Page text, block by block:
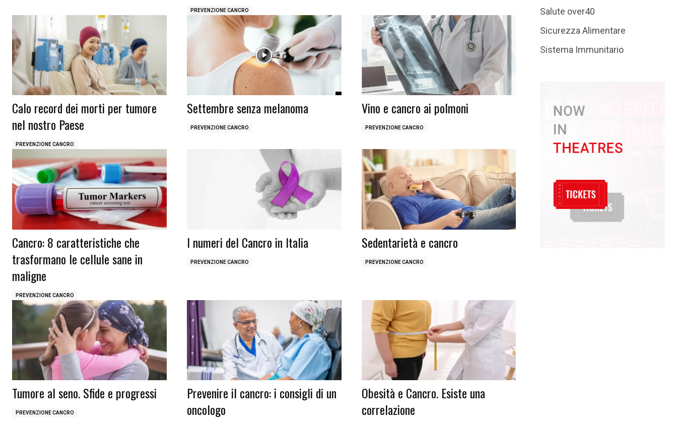
PREVENZIONE CANCRO
Calo record dei morti per tumore
nel nostro Paese
PREVENZIONE CANCRO
Settembre senza melanoma
PREVENZIONE CANCRO
Vino e cancro ai polmoni
PREVENZIONE CANCRO
Cancro: 8 caratteristiche che
trasformano le cellule sane in
maligne
PREVENZIONE CANCRO
I numeri del Cancro in Italia
PREVENZIONE CANCRO
Sedentarietà e cancro
PREVENZIONE CANCRO
Tumore al seno. Sfide e progressi
PREVENZIONE CANCRO
Prevenire il cancro: i consigli di un
oncologo
Obesità e Cancro. Esiste una
correlazione
Salute over40
Sicurezza Alimentare
Sistema Immunitario